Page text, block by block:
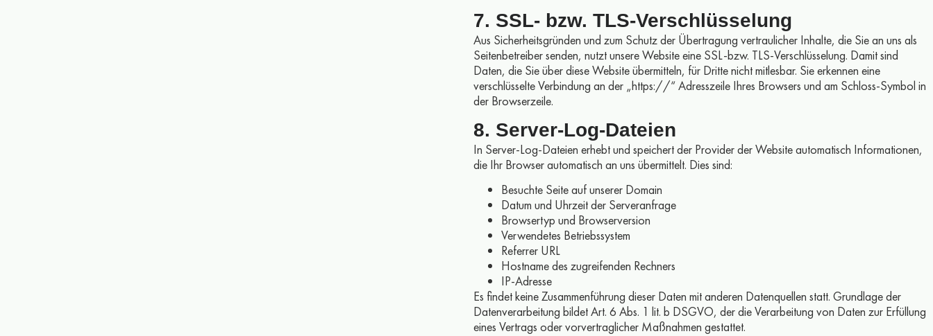
7. SSL- bzw. TLS-Verschlüsselung
Aus Sicherheitsgründen und zum Schutz der Übertragung vertraulicher Inhalte, die Sie an uns als
Seitenbetreiber senden, nutzt unsere Website eine SSL-bzw. TLS-Verschlüsselung. Damit sind
Daten, die Sie über diese Website übermitteln, für Dritte nicht mitlesbar. Sie erkennen eine
verschlüsselte Verbindung an der „https://“ Adresszeile Ihres Browsers und am Schloss-Symbol in
der Browserzeile.
8. Server-Log-Dateien
In Server-Log-Dateien erhebt und speichert der Provider der Website automatisch Informationen,
die Ihr Browser automatisch an uns übermittelt. Dies sind:
Besuchte Seite auf unserer Domain
Datum und Uhrzeit der Serveranfrage
Browsertyp und Browserversion
Verwendetes Betriebssystem
Referrer URL
Hostname des zugreifenden Rechners
IP-Adresse
Es findet keine Zusammenführung dieser Daten mit anderen Datenquellen statt. Grundlage der
Datenverarbeitung bildet Art. 6 Abs. 1 lit. b DSGVO, der die Verarbeitung von Daten zur Erfüllung
eines Vertrags oder vorvertraglicher Maßnahmen gestattet.